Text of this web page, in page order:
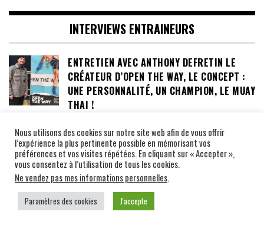
INTERVIEWS ENTRAINEURS
ENTRETIEN AVEC ANTHONY DEFRETIN LE
CRÉATEUR D’OPEN THE WAY, LE CONCEPT :
UNE PERSONNALITÉ, UN CHAMPION, LE MUAY
THAI !
INTERVIEW DE MEHDI ZATOUT, COACH,
COMBATTANT, CHAMPION, MANAGER DU
VENUM GYM PATTAYA, L’HOMME AUX
MULTIPLES CASQUETTES
Nous utilisons des cookies sur notre site web afin de vous offrir
l’expérience la plus pertinente possible en mémorisant vos
préférences et vos visites répétées. En cliquant sur « Accepter »,
vous consentez à l’utilisation de tous les cookies.
Ne vendez pas mes informations personnelles.
Paramètres des cookies J'accepte